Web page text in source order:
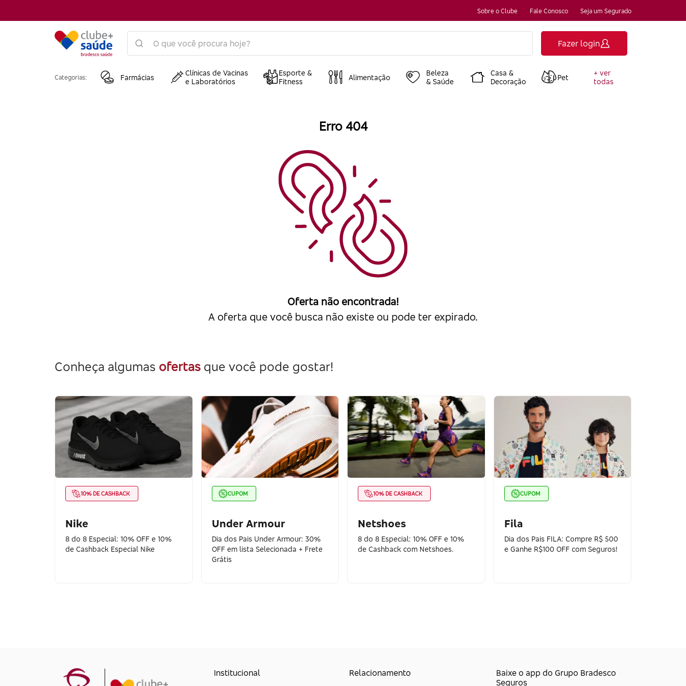
Sobre o Clube Fale Conosco Seja um Segurado
Fazer login
Categorias: Farmácias
Clínicas de Vacinas
e Laboratórios
Esporte &
Fitness
Alimentação
Beleza
& Saúde
Casa &
Decoração
Pet
+ ver
todas
Erro 404
Oferta não encontrada!
A oferta que você busca não existe ou pode ter expirado.
Conheça algumas ofertas que você pode gostar!
10% DE CASHBACK
Nike
8 do 8 Especial: 10% OFF e 10%
de Cashback Especial Nike
CUPOM
Under Armour
Dia dos Pais Under Armour: 30%
OFF em lista Selecionada + Frete
Grátis
10% DE CASHBACK
Netshoes
8 do 8 Especial: 10% OFF e 10%
de Cashback com Netshoes.
CUPOM
Fila
Dia dos Pais FILA: Compre R$ 500
e Ganhe R$100 OFF com Seguros!
Institucional Relacionamento
Baixe o app do Grupo Bradesco
Seguros